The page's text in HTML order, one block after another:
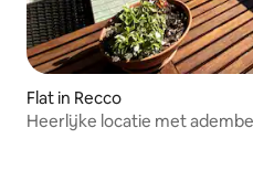
Flat in Recco
Heerlijke locatie met